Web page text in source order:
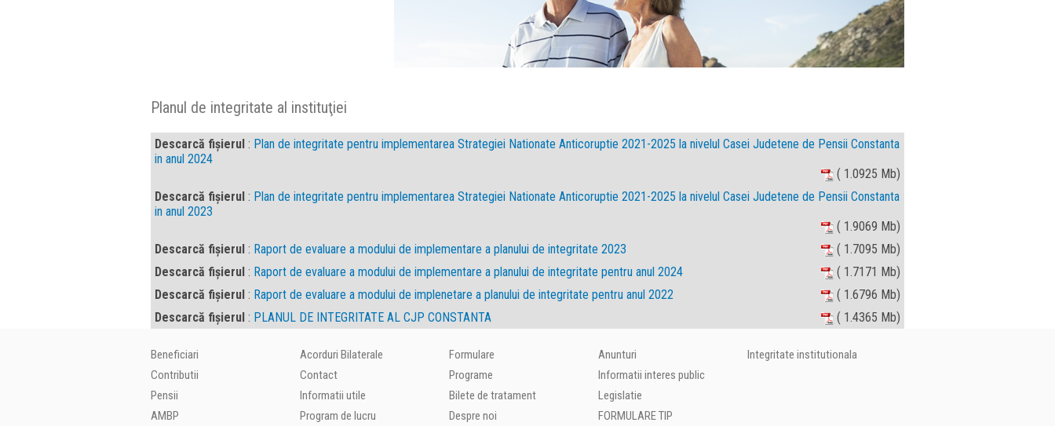
Planul de integritate al instituţiei
Descarcă fișierul : Plan de integritate pentru implementarea Strategiei Nationate Anticoruptie 2021-2025 la nivelul Casei Judetene de Pensii Constanta
in anul 2024
( 1.0925 Mb)
Descarcă fișierul : Plan de integritate pentru implementarea Strategiei Nationate Anticoruptie 2021-2025 la nivelul Casei Judetene de Pensii Constanta
in anul 2023
( 1.9069 Mb)
Descarcă fișierul : Raport de evaluare a modului de implementare a planului de integritate 2023
( 1.7095 Mb)
Descarcă fișierul : Raport de evaluare a modului de implementare a planului de integritate pentru anul 2024
( 1.7171 Mb)
Descarcă fișierul : Raport de evaluare a modului de implenetare a planului de integritate pentru anul 2022
( 1.6796 Mb)
Descarcă fișierul : PLANUL DE INTEGRITATE AL CJP CONSTANTA ( 1.4365 Mb)
Beneficiari
Contributii
Pensii
AMBP
Acorduri Bilaterale
Contact
Informatii utile
Program de lucru
Formulare
Programe
Bilete de tratament
Despre noi
Anunturi
Informatii interes public
Legislatie
FORMULARE TIP
Integritate institutionala